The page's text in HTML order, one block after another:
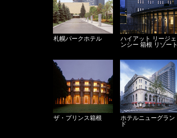
札幌パークホテル
ハイアット リージェ
ンシー 箱根 リゾート
ザ・プリンス箱根
ホテルニューグラン
ド